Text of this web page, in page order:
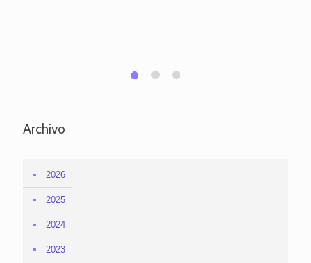
0 1 2
Archivo
2026
2025
2024
2023